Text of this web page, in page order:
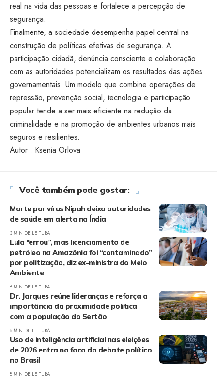
real na vida das pessoas e fortalece a percepção de
segurança.
Finalmente, a sociedade desempenha papel central na
construção de políticas efetivas de segurança. A
participação cidadã, denúncia consciente e colaboração
com as autoridades potencializam os resultados das ações
governamentais. Um modelo que combine operações de
repressão, prevenção social, tecnologia e participação
popular tende a ser mais eficiente na redução da
criminalidade e na promoção de ambientes urbanos mais
seguros e resilientes.
Autor : Ksenia Orlova
Você também pode gostar:
Morte por vírus Nipah deixa autoridades
de saúde em alerta na Índia
3 MIN DE LEITURA
Lula “errou”, mas licenciamento de
petróleo na Amazônia foi “contaminado”
por politização, diz ex-ministra do Meio
Ambiente
6 MIN DE LEITURA
Dr. Jarques reúne lideranças e reforça a
importância da proximidade política
com a população do Sertão
6 MIN DE LEITURA
Uso de inteligência artificial nas eleições
de 2026 entra no foco do debate político
no Brasil
8 MIN DE LEITURA